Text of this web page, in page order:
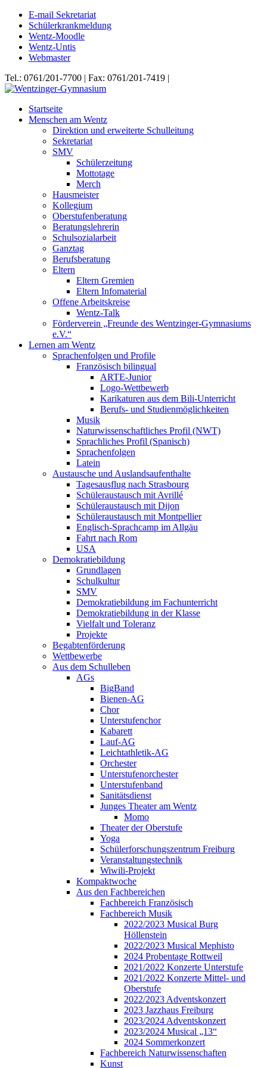
E-mail Sekretariat
Schülerkrankmeldung
Wentz-Moodle
Wentz-Untis
Webmaster
Tel.: 0761/201-7700 | Fax: 0761/201-7419 |
Startseite
Menschen am Wentz
Direktion und erweiterte Schulleitung
Sekretariat
SMV
Schülerzeitung
Mottotage
Merch
Hausmeister
Kollegium
Oberstufenberatung
Beratungslehrerin
Schulsozialarbeit
Ganztag
Berufsberatung
Eltern
Eltern Gremien
Eltern Infomaterial
Offene Arbeitskreise
Wentz-Talk
Förderverein „Freunde des Wentzinger-Gymnasiums
e.V.“
Lernen am Wentz
Sprachenfolgen und Profile
Französisch bilingual
ARTE-Junior
Logo-Wettbewerb
Karikaturen aus dem Bili-Unterricht
Berufs- und Studienmöglichkeiten
Musik
Naturwissenschaftliches Profil (NWT)
Sprachliches Profil (Spanisch)
Sprachenfolgen
Latein
Austausche und Auslandsaufenthalte
Tagesausflug nach Strasbourg
Schüleraustausch mit Avrillé
Schüleraustausch mit Dijon
Schüleraustausch mit Montpellier
Englisch-Sprachcamp im Allgäu
Fahrt nach Rom
USA
Demokratiebildung
Grundlagen
Schulkultur
SMV
Demokratiebildung im Fachunterricht
Demokratiebildung in der Klasse
Vielfalt und Toleranz
Projekte
Begabtenförderung
Wettbewerbe
Aus dem Schulleben
AGs
BigBand
Bienen-AG
Chor
Unterstufenchor
Kabarett
Lauf-AG
Leichtathletik-AG
Orchester
Unterstufenorchester
Unterstufenband
Sanitätsdienst
Junges Theater am Wentz
Momo
Theater der Oberstufe
Yoga
Schülerforschungszentrum Freiburg
Veranstaltungstechnik
Wiwili-Projekt
Kompaktwoche
Aus den Fachbereichen
Fachbereich Französisch
Fachbereich Musik
2022/2023 Musical Burg
Höllenstein
2022/2023 Musical Mephisto
2024 Probentage Rottweil
2021/2022 Konzerte Unterstufe
2021/2022 Konzerte Mittel- und
Oberstufe
2022/2023 Adventskonzert
2023 Jazzhaus Freiburg
2023/2024 Adventskonzert
2023/2024 Musical „13“
2024 Sommerkonzert
Fachbereich Naturwissenschaften
Kunst